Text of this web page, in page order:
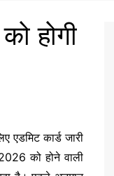
होगी
एडमिट कार्ड जारी
को होने वाली